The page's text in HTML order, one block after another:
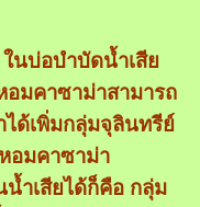
นบ่อบำบัดน้ำเสีย
อมคาซาม่าสามารถ
ได้เพิ่มกลุ่มจุลินทรีย์
อมคาซาม่า
ำเสียได้ก็คือ กลุ่ม